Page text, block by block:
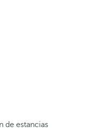
de estancias